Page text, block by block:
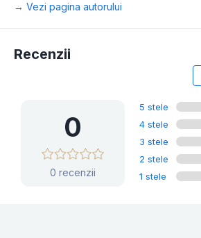
→ Vezi pagina autorului
Recenzii
0
0 recenzii
5 stele
4 stele
3 stele
2 stele
1 stele